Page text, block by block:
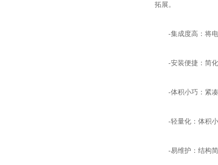
拓展。
-集成度高：将电
-安装便捷：简化
-体积小巧：紧凑
-轻量化：体积小
-易维护：结构简